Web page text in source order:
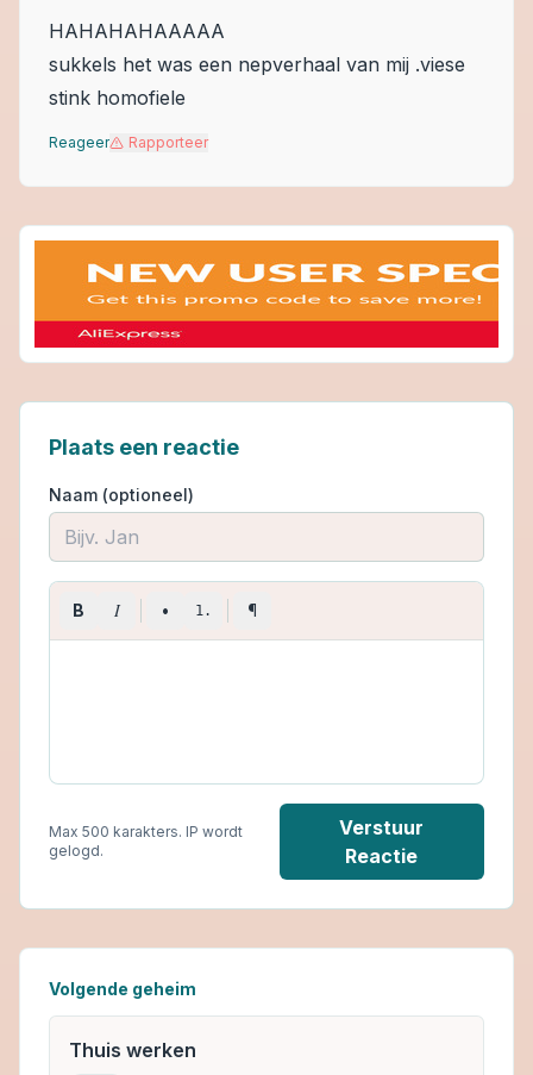
HAHAHAHAAAAA
sukkels het was een nepverhaal van mij .viese
stink homofiele
Reageer Rapporteer
Plaats een reactie
Naam (optioneel)
B I • 1. ¶
Max 500 karakters. IP wordt
gelogd.
Verstuur
Reactie
Volgende geheim
Thuis werken